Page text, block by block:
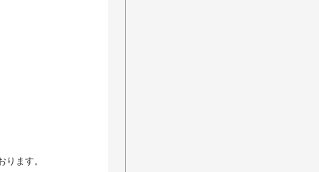
ます。​